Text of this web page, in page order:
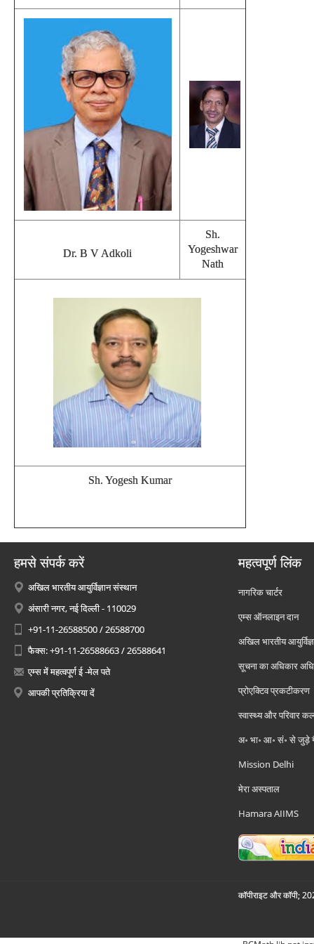
Dr. B V Adkoli
Sh.
Yogeshwar
Nath
Sh. Yogesh Kumar
हमसे संपर्क करें
अखिल भारतीय आयुर्विज्ञान संस्थान
अंसारी नगर, नई दिल्ली - 110029
+91-11-26588500 / 26588700
फैक्स: +91-11-26588663 / 26588641
एम्स में महत्वपूर्ण ई -मेल पते
आपकी प्रतिक्रिया दें
महत्वपूर्ण लिंक
नागरिक चार्टर
एम्स ऑनलाइन दान
अखिल भारतीय
सूचना का अधिकार
प्रोएक्टिव प्रकटीकरण
स्वास्थ्य और परिवार
अ॰ भा॰ आ॰ सं॰ से जुड़े
Mission Delhi
मेरा अस्पताल
Hamara AIIMS
कॉपीराइट और कॉपी;